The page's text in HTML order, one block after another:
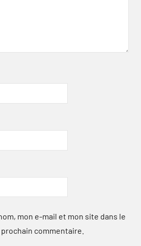
mon e-mail et mon site dans le
commentaire.